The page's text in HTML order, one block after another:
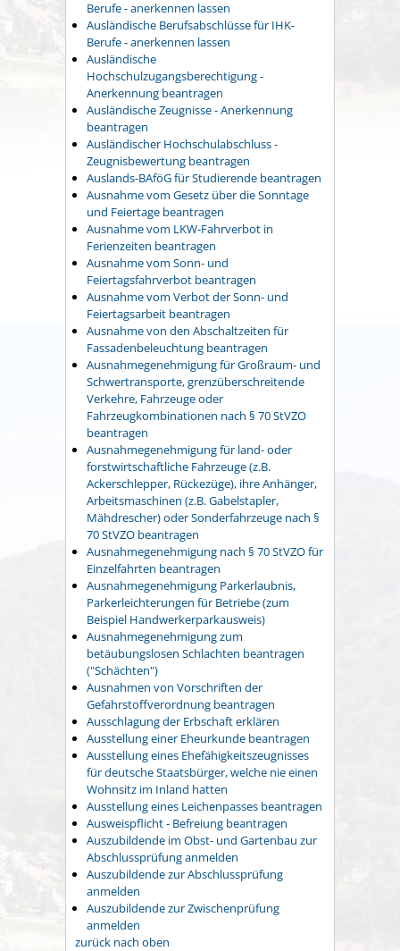
Berufe - anerkennen lassen
Ausländische Berufsabschlüsse für IHK-
Berufe - anerkennen lassen
Ausländische
Hochschulzugangsberechtigung -
Anerkennung beantragen
Ausländische Zeugnisse - Anerkennung
beantragen
Ausländischer Hochschulabschluss -
Zeugnisbewertung beantragen
Auslands-BAföG für Studierende beantragen
Ausnahme vom Gesetz über die Sonntage
und Feiertage beantragen
Ausnahme vom LKW-Fahrverbot in
Ferienzeiten beantragen
Ausnahme vom Sonn- und
Feiertagsfahrverbot beantragen
Ausnahme vom Verbot der Sonn- und
Feiertagsarbeit beantragen
Ausnahme von den Abschaltzeiten für
Fassadenbeleuchtung beantragen
Ausnahmegenehmigung für Großraum- und
Schwertransporte, grenzüberschreitende
Verkehre, Fahrzeuge oder
Fahrzeugkombinationen nach § 70 StVZO
beantragen
Ausnahmegenehmigung für land- oder
forstwirtschaftliche Fahrzeuge (z.B.
Ackerschlepper, Rückezüge), ihre Anhänger,
Arbeitsmaschinen (z.B. Gabelstapler,
Mähdrescher) oder Sonderfahrzeuge nach §
70 StVZO beantragen
Ausnahmegenehmigung nach § 70 StVZO für
Einzelfahrten beantragen
Ausnahmegenehmigung Parkerlaubnis,
Parkerleichterungen für Betriebe (zum
Beispiel Handwerkerparkausweis)
Ausnahmegenehmigung zum
betäubungslosen Schlachten beantragen
("Schächten")
Ausnahmen von Vorschriften der
Gefahrstoffverordnung beantragen
Ausschlagung der Erbschaft erklären
Ausstellung einer Eheurkunde beantragen
Ausstellung eines Ehefähigkeitszeugnisses
für deutsche Staatsbürger, welche nie einen
Wohnsitz im Inland hatten
Ausstellung eines Leichenpasses beantragen
Ausweispflicht - Befreiung beantragen
Auszubildende im Obst- und Gartenbau zur
Abschlussprüfung anmelden
Auszubildende zur Abschlussprüfung
anmelden
Auszubildende zur Zwischenprüfung
anmelden
zurück nach oben